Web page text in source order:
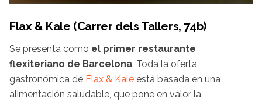
Flax & Kale (Carrer dels Tallers, 74b)
Se presenta como el primer restaurante
flexiteriano de Barcelona. Toda la oferta
gastronómica de Flax & Kale está basada en una
alimentación saludable, que pone en valor la